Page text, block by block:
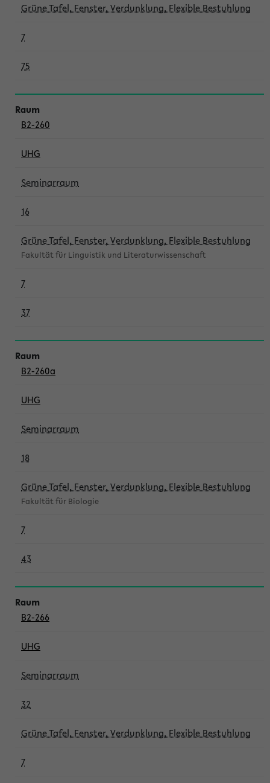
Grüne Tafel, Fenster, Verdunklung, Flexible Bestuhlung
7
75
B2-260
UHG
Seminarraum
16
Grüne Tafel, Fenster, Verdunklung, Flexible Bestuhlung
Fakultät für Linguistik und Literaturwissenschaft
7
37
B2-260a
UHG
Seminarraum
18
Grüne Tafel, Fenster, Verdunklung, Flexible Bestuhlung
Fakultät für Biologie
7
43
B2-266
UHG
Seminarraum
32
Grüne Tafel, Fenster, Verdunklung, Flexible Bestuhlung
7